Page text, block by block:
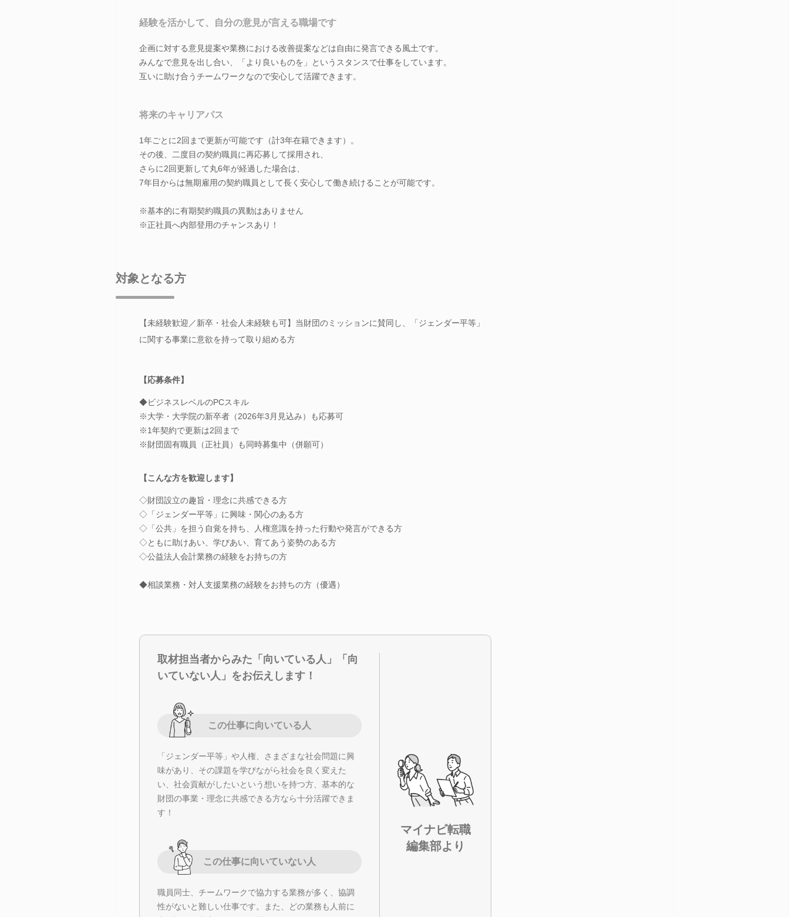
経験を活かして、自分の意見が言える職場です
企画に対する意見提案や業務における改善提案などは自由に発言できる風土です。
みんなで意見を出し合い、「より良いものを」というスタンスで仕事をしています。
互いに助け合うチームワークなので安心して活躍できます。
将来のキャリアパス
1年ごとに2回まで更新が可能です（計3年在籍できます）。
その後、二度目の契約職員に再応募して採用され、
さらに2回更新して丸6年が経過した場合は、
7年目からは無期雇用の契約職員として長く安心して働き続けることが可能です。
※基本的に有期契約職員の異動はありません
※正社員へ内部登用のチャンスあり！
対象となる方
【未経験歓迎／新卒・社会人未経験も可】当財団のミッションに賛同し、「ジェンダー平等」
に関する事業に意欲を持って取り組める方
【応募条件】
◆ビジネスレベルのPCスキル
※大学・大学院の新卒者（2026年3月見込み）も応募可
※1年契約で更新は2回まで
※財団固有職員（正社員）も同時募集中（併願可）
【こんな方を歓迎します】
◇財団設立の趣旨・理念に共感できる方
◇「ジェンダー平等」に興味・関心のある方
◇「公共」を担う自覚を持ち、人権意識を持った行動や発言ができる方
◇ともに助けあい、学びあい、育てあう姿勢のある方
◇公益法人会計業務の経験をお持ちの方
◆相談業務・対人支援業務の経験をお持ちの方（優遇）
取材担当者からみた「向いている人」「向
いていない人」をお伝えします！
この仕事に向いている人
「ジェンダー平等」や人権、さまざまな社会問題に興
味があり、その課題を学びながら社会を良く変えた
い、社会貢献がしたいという想いを持つ方、基本的な
財団の事業・理念に共感できる方なら十分活躍できま
す！
この仕事に向いていない人
職員同士、チームワークで協力する業務が多く、協調
性がないと難しい仕事です。また、どの業務も人前に
マイナビ転職
編集部より